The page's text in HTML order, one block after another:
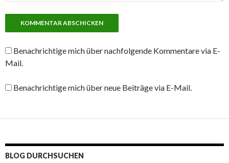
Benachrichtige mich über nachfolgende Kommentare via E-
Mail.
Benachrichtige mich über neue Beiträge via E-Mail.
BLOG DURCHSUCHEN